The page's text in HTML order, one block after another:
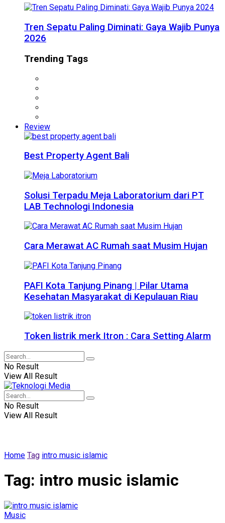
Tren Sepatu Paling Diminati: Gaya Wajib Punya
2026
Trending Tags
Review
Best Property Agent Bali
Solusi Terpadu Meja Laboratorium dari PT
LAB Technologi Indonesia
Cara Merawat AC Rumah saat Musim Hujan
PAFI Kota Tanjung Pinang | Pilar Utama
Kesehatan Masyarakat di Kepulauan Riau
Token listrik merk Itron : Cara Setting Alarm
No Result
View All Result
No Result
View All Result
Home Tag intro music islamic
Tag: intro music islamic
Music